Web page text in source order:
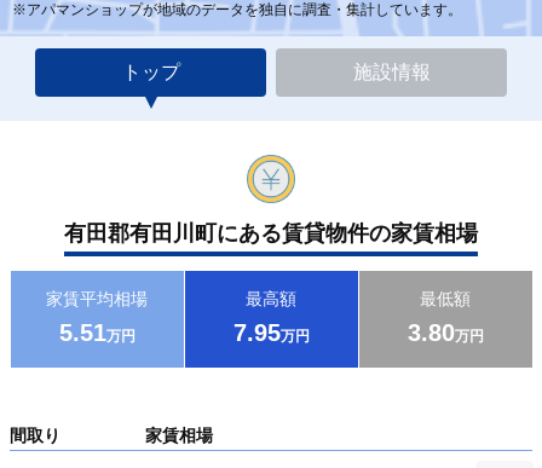
※アパマンショップが地域のデータを独自に調査・集計しています。
トップ 施設情報
有田郡有田川町にある賃貸物件の家賃相場
家賃平均相場
5.51万円
最高額
7.95万円
最低額
3.80万円
間取り 家賃相場